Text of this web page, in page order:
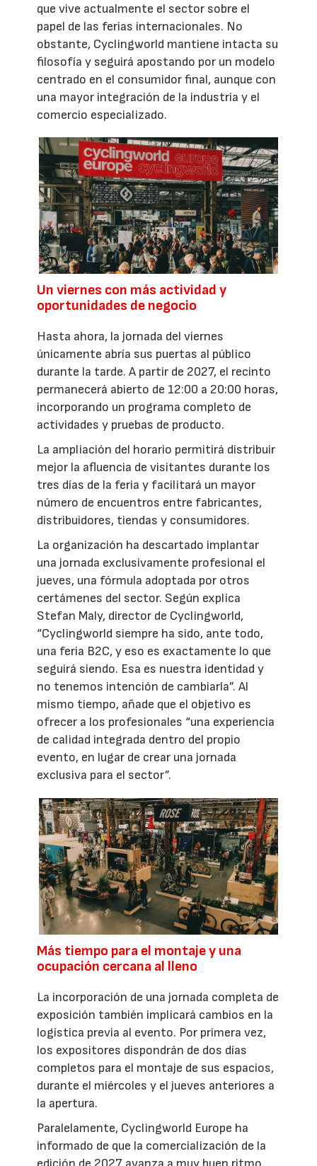
que vive actualmente el sector sobre el
papel de las ferias internacionales. No
obstante, Cyclingworld mantiene intacta su
filosofía y seguirá apostando por un modelo
centrado en el consumidor final, aunque con
una mayor integración de la industria y el
comercio especializado.
Un viernes con más actividad y
oportunidades de negocio
Hasta ahora, la jornada del viernes
únicamente abría sus puertas al público
durante la tarde. A partir de 2027, el recinto
permanecerá abierto de 12:00 a 20:00 horas,
incorporando un programa completo de
actividades y pruebas de producto.
La ampliación del horario permitirá distribuir
mejor la afluencia de visitantes durante los
tres días de la feria y facilitará un mayor
número de encuentros entre fabricantes,
distribuidores, tiendas y consumidores.
La organización ha descartado implantar
una jornada exclusivamente profesional el
jueves, una fórmula adoptada por otros
certámenes del sector. Según explica
Stefan Maly, director de Cyclingworld,
“Cyclingworld siempre ha sido, ante todo,
una feria B2C, y eso es exactamente lo que
seguirá siendo. Esa es nuestra identidad y
no tenemos intención de cambiarla”. Al
mismo tiempo, añade que el objetivo es
ofrecer a los profesionales “una experiencia
de calidad integrada dentro del propio
evento, en lugar de crear una jornada
exclusiva para el sector”.
Más tiempo para el montaje y una
ocupación cercana al lleno
La incorporación de una jornada completa de
exposición también implicará cambios en la
logística previa al evento. Por primera vez,
los expositores dispondrán de dos días
completos para el montaje de sus espacios,
durante el miércoles y el jueves anteriores a
la apertura.
Paralelamente, Cyclingworld Europe ha
informado de que la comercialización de la